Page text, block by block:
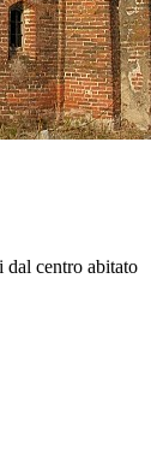
dal centro abitato